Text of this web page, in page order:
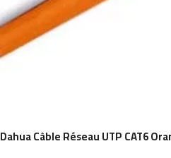
Dahua Câble Réseau UTP CAT6